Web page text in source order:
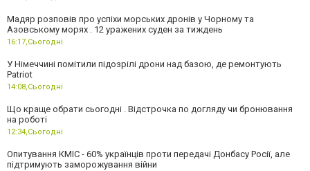
Мадяр розповів про успіхи морських дронів у Чорному та
Азовському морях . 12 уражених суден за тиждень
16:17,Сьогодні
У Німеччині помітили підозрілі дрони над базою, де ремонтують
Patriot
14:08,Сьогодні
Що краще обрати сьогодні . Відстрочка по догляду чи бронювання
на роботі
12:34,Сьогодні
Опитування КМІС - 60% українців проти передачі Донбасу Росії, але
підтримують заморожування війни